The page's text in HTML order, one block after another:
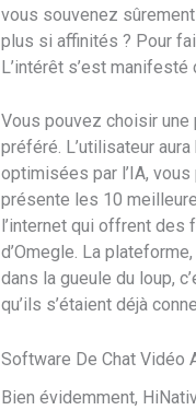
vous souvenez
plus si affinités ? Pour
L’intérêt s’est
Vous pouvez choisir une
préféré. L’utilisateur
optimisées par l’IA,
présente les 10
l’internet qui offrent
d’Omegle. La
dans la gueule du loup,
qu’ils s’étaient déjà
Software De Chat Vidéo
Bien évidemment,